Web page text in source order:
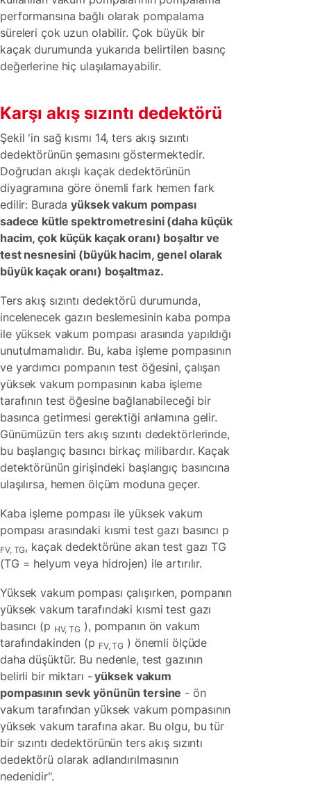
performansına bağlı olarak pompalama
süreleri çok uzun olabilir. Çok büyük bir
kaçak durumunda yukarıda belirtilen basınç
değerlerine hiç ulaşılamayabilir.
Karşı akış sızıntı dedektörü
Şekil 'in sağ kısmı 14, ters akış sızıntı
dedektörünün şemasını göstermektedir.
Doğrudan akışlı kaçak dedektörünün
diyagramına göre önemli fark hemen fark
edilir: Buradayüksek vakum pompası
sadece kütle spektrometresini (daha küçük
hacim, çok küçük kaçak oranı) boşaltır ve
test nesnesini (büyük hacim, genel olarak
büyük kaçak oranı) boşaltmaz.
Ters akış sızıntı dedektörü durumunda,
incelenecek gazın beslemesinin kaba pompa
ile yüksek vakum pompası arasında yapıldığı
unutulmamalıdır. Bu, kaba işleme pompasının
ve yardımcı pompanın test öğesini, çalışan
yüksek vakum pompasının kaba işleme
tarafının test öğesine bağlanabileceği bir
basınca getirmesi gerektiği anlamına gelir.
Günümüzün ters akış sızıntı dedektörlerinde,
bu başlangıç basıncı birkaç milibardır. Kaçak
detektörünün girişindeki başlangıç basıncına
ulaşılırsa, hemen ölçüm moduna geçer.
Kaba işleme pompası ile yüksek vakum
pompası arasındaki kısmi test gazı basıncı p
FV, TG, kaçak dedektörüne akan test gazı TG
(TG = helyum veya hidrojen) ile artırılır.
Yüksek vakum pompası çalışırken, pompanın
yüksek vakum tarafındaki kısmi test gazı
basıncı (p HV, TG ), pompanın ön vakum
tarafındakinden (p FV, TG ) önemli ölçüde
daha düşüktür. Bu nedenle, test gazının
belirli bir miktarı -yüksek vakum
pompasının sevk yönünün tersine - ön
vakum tarafından yüksek vakum pompasının
yüksek vakum tarafına akar. Bu olgu, bu tür
bir sızıntı dedektörünün ters akış sızıntı
dedektörü olarak adlandırılmasının
nedenidir".